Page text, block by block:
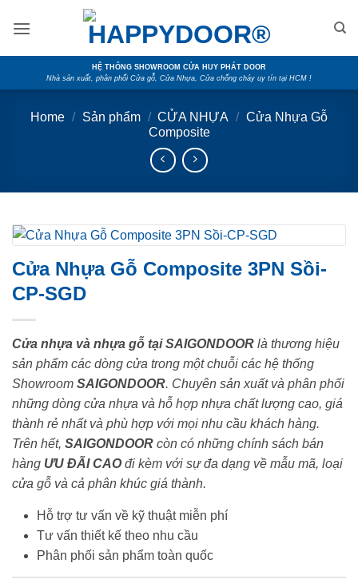
HỆ THỐNG SHOWROOM CỬA HUY PHÁT DOOR
Nhà sản xuất, phân phối Cửa gỗ, Cửa Nhựa, Cửa chống cháy uy tín tại HCM !
Home / Sản phẩm / CỬA NHỰA / Cửa Nhựa Gỗ
Composite
Cửa Nhựa Gỗ Composite 3PN Sồi-
CP-SGD
Cửa nhựa và nhựa gỗ tại SAIGONDOOR là thương hiệu
sản phẩm các dòng cửa trong một chuỗi các hệ thống
Showroom SAIGONDOOR. Chuyên sản xuất và phân phối
những dòng cửa nhựa và hỗ hợp nhựa chất lượng cao, giá
thành rẻ nhất và phù hợp với mọi nhu cầu khách hàng.
Trên hết, SAIGONDOOR còn có những chính sách bán
hàng ƯU ĐÃI CAOđi kèm với sự đa dạng về mẫu mã, loại
cửa gỗ và cả phân khúc giá thành.
Hỗ trợ tư vấn về kỹ thuật miễn phí
Tư vấn thiết kế theo nhu cầu
Phân phối sản phẩm toàn quốc